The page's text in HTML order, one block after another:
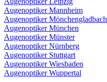
Augenoptiker Mannheim
Augenoptiker Mönchengladbach
Augenoptiker München
Augenoptiker Münster
Augenoptiker Nürnberg
Augenoptiker Stuttgart
Augenoptiker Wiesbaden
Augenoptiker Wuppertal